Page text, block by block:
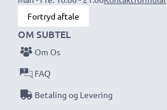
Fortryd aftale
OM SUBTEL
Om Os
FAQ
Betaling og Levering